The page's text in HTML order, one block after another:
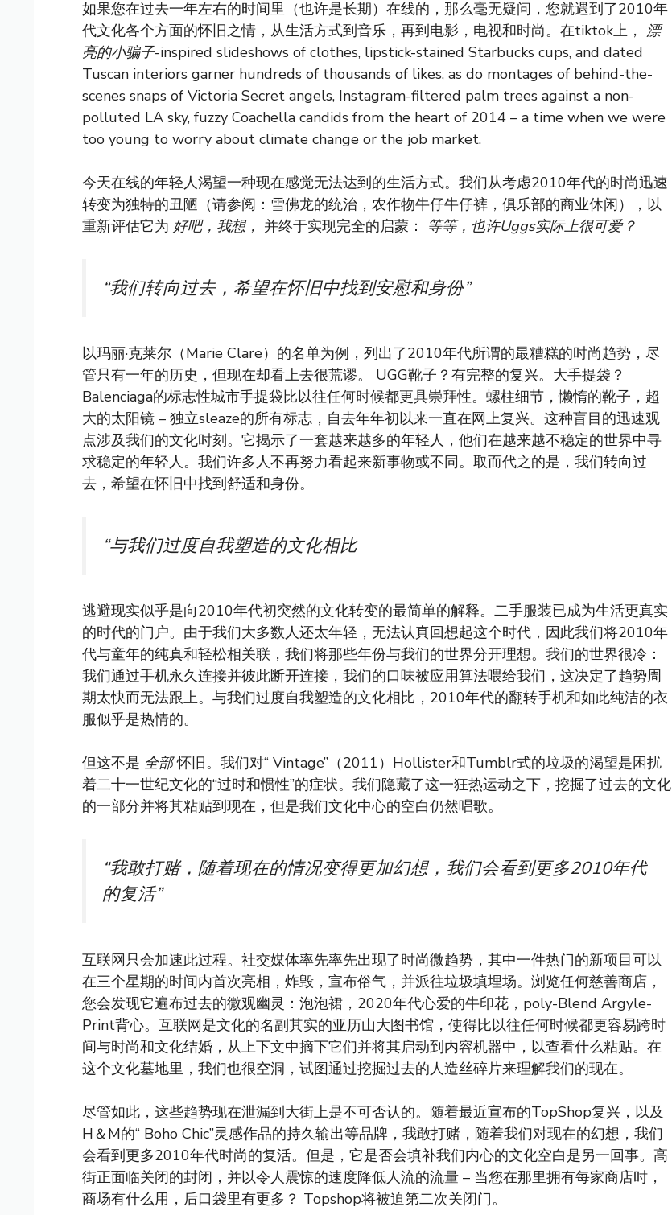
如果您在过去一年左右的时间里（也许是长期）在线的，那么毫无疑问，您就遇到了2010年
代文化各个方面的怀旧之情，从生活方式到音乐，再到电影，电视和时尚。在tiktok上， 漂
亮的小骗子-inspired slideshows of clothes, lipstick-stained Starbucks cups, and dated
Tuscan interiors garner hundreds of thousands of likes, as do montages of behind-the-
scenes snaps of Victoria Secret angels, Instagram-filtered palm trees against a non-
polluted LA sky, fuzzy Coachella candids from the heart of 2014 – a time when we were
too young to worry about climate change or the job market.
今天在线的年轻人渴望一种现在感觉无法达到的生活方式。我们从考虑2010年代的时尚迅速
转变为独特的丑陋（请参阅：雪佛龙的统治，农作物牛仔牛仔裤，俱乐部的商业休闲），以
重新评估它为 好吧，我想， 并终于实现完全的启蒙： 等等，也许Uggs实际上很可爱？
“我们转向过去，希望在怀旧中找到安慰和身份”
以玛丽·克莱尔（Marie Clare）的名单为例，列出了2010年代所谓的最糟糕的时尚趋势，尽
管只有一年的历史，但现在却看上去很荒谬。 UGG靴子？有完整的复兴。大手提袋？
Balenciaga的标志性城市手提袋比以往任何时候都更具崇拜性。螺柱细节，懒惰的靴子，超
大的太阳镜 – 独立sleaze的所有标志，自去年年初以来一直在网上复兴。这种盲目的迅速观
点涉及我们的文化时刻。它揭示了一套越来越多的年轻人，他们在越来越不稳定的世界中寻
求稳定的年轻人。我们许多人不再努力看起来新事物或不同。取而代之的是，我们转向过
去，希望在怀旧中找到舒适和身份。
“与我们过度自我塑造的文化相比
逃避现实似乎是向2010年代初突然的文化转变的最简单的解释。二手服装已成为生活更真实
的时代的门户。由于我们大多数人还太年轻，无法认真回想起这个时代，因此我们将2010年
代与童年的纯真和轻松相关联，我们将那些年份与我们的世界分开理想。我们的世界很冷：
我们通过手机永久连接并彼此断开连接，我们的口味被应用算法喂给我们，这决定了趋势周
期太快而无法跟上。与我们过度自我塑造的文化相比，2010年代的翻转手机和如此纯洁的衣
服似乎是热情的。
但这不是 全部怀旧。我们对“ Vintage”（2011）Hollister和Tumblr式的垃圾的渴望是困扰
着二十一世纪文化的“过时和惯性”的症状。我们隐藏了这一狂热运动之下，挖掘了过去的文化
的一部分并将其粘贴到现在，但是我们文化中心的空白仍然唱歌。
“我敢打赌，随着现在的情况变得更加幻想，我们会看到更多2010年代
的复活”
互联网只会加速此过程。社交媒体率先率先出现了时尚微趋势，其中一件热门的新项目可以
在三个星期的时间内首次亮相，炸毁，宣布俗气，并派往垃圾填埋场。浏览任何慈善商店，
您会发现它遍布过去的微观幽灵：泡泡裙，2020年代心爱的牛印花，poly-Blend Argyle-
Print背心。互联网是文化的名副其实的亚历山大图书馆，使得比以往任何时候都更容易跨时
间与时尚和文化结婚，从上下文中摘下它们并将其启动到内容机器中，以查看什么粘贴。在
这个文化墓地里，我们也很空洞，试图通过挖掘过去的人造丝碎片来理解我们的现在。
尽管如此，这些趋势现在泄漏到大街上是不可否认的。随着最近宣布的TopShop复兴，以及
H＆M的“ Boho Chic”灵感作品的持久输出等品牌，我敢打赌，随着我们对现在的幻想，我们
会看到更多2010年代时尚的复活。但是，它是否会填补我们内心的文化空白是另一回事。高
街正面临关闭的封闭，并以令人震惊的速度降低人流的流量 – 当您在那里拥有每家商店时，
商场有什么用，后口袋里有更多？ Topshop将被迫第二次关闭门。